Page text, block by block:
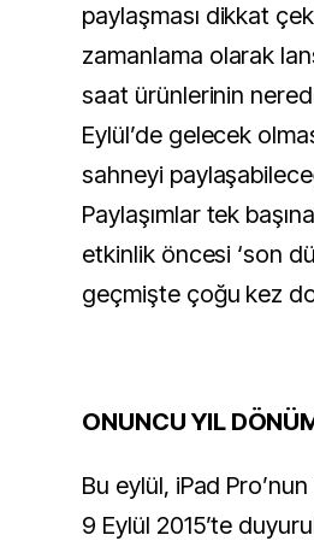
paylaşması dikkat
zamanlama olarak
saat ürünlerinin
Eylül’de gelecek
sahneyi
Paylaşımlar tek
etkinlik öncesi ‘son
geçmişte çoğu kez
ONUNCU YIL
Bu eylül, iPad
9 Eylül 2015’te